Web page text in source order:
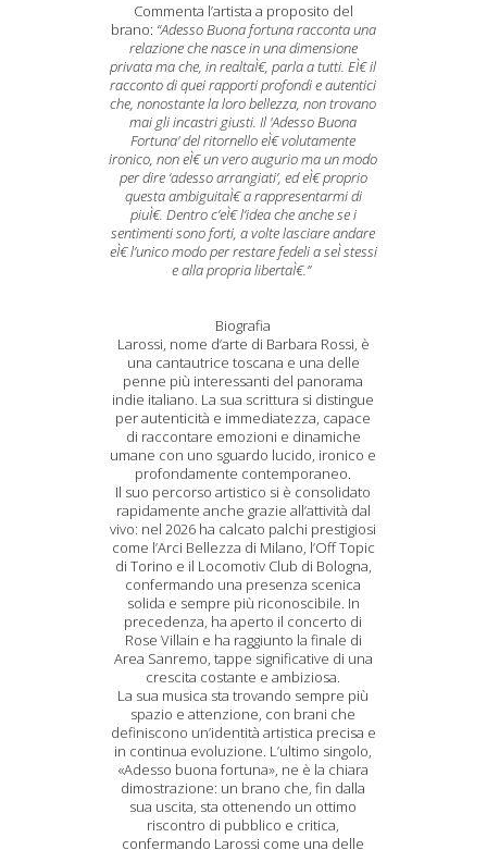
Commenta l’artista a proposito del
brano: “Adesso Buona fortuna racconta una
relazione che nasce in una dimensione
privata ma che, in realtaÌ€, parla a tutti. EÌ€ il
racconto di quei rapporti profondi e autentici
che, nonostante la loro bellezza, non trovano
mai gli incastri giusti. Il 'Adesso Buona
Fortuna' del ritornello eÌ€ volutamente
ironico, non eÌ€ un vero augurio ma un modo
per dire ‘adesso arrangiati’, ed eÌ€ proprio
questa ambiguitaÌ€ a rappresentarmi di
piuÌ€. Dentro c’eÌ€ l’idea che anche se i
sentimenti sono forti, a volte lasciare andare
eÌ€ l’unico modo per restare fedeli a seÌ stessi
e alla propria libertaÌ€.”
Biografia
Larossi, nome d’arte di Barbara Rossi, è
una cantautrice toscana e una delle
penne più interessanti del panorama
indie italiano. La sua scrittura si distingue
per autenticità e immediatezza, capace
di raccontare emozioni e dinamiche
umane con uno sguardo lucido, ironico e
profondamente contemporaneo.
Il suo percorso artistico si è consolidato
rapidamente anche grazie all’attività dal
vivo: nel 2026 ha calcato palchi prestigiosi
come l’Arci Bellezza di Milano, l’Off Topic
di Torino e il Locomotiv Club di Bologna,
confermando una presenza scenica
solida e sempre più riconoscibile. In
precedenza, ha aperto il concerto di
Rose Villain e ha raggiunto la finale di
Area Sanremo, tappe significative di una
crescita costante e ambiziosa.
La sua musica sta trovando sempre più
spazio e attenzione, con brani che
definiscono un’identità artistica precisa e
in continua evoluzione. L’ultimo singolo,
«Adesso buona fortuna», ne è la chiara
dimostrazione: un brano che, fin dalla
sua uscita, sta ottenendo un ottimo
riscontro di pubblico e critica,
confermando Larossi come una delle